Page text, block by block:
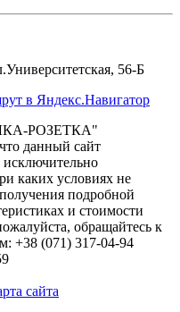
56-Б
в Яндекс.Навигатор
РОЗЕТКА"
данный сайт
каких условиях не
подробной
и стоимости
обращайтесь к
+38 (071) 317-04-94
сайта